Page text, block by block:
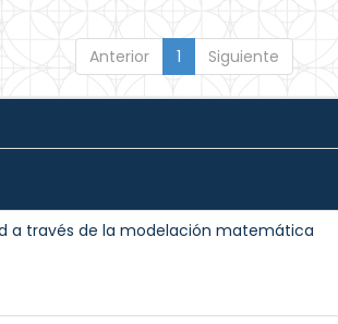
Anterior 1 Siguiente
a través de la modelación matemática